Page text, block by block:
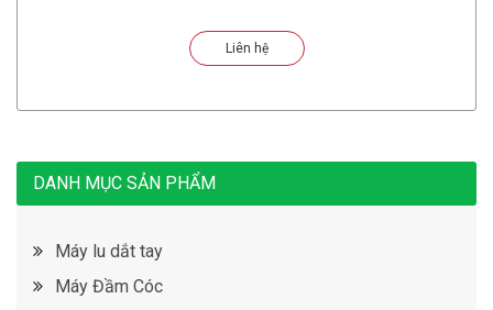
Liên hệ
DANH MỤC SẢN PHẨM
Máy lu dắt tay
Máy Đầm Cóc